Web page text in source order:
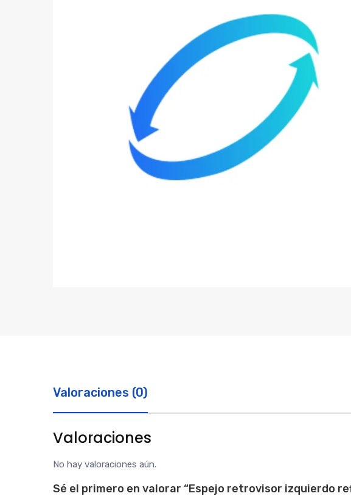
Valoraciones (0)
Valoraciones
No hay valoraciones aún.
Sé el primero en valorar “Espejo retrovisor izquierdo